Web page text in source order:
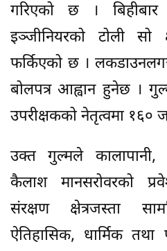
गरिएको छ । बिहीबार
इञ्जीनियरको टोली सो
फर्किएको छ ।
बोलपत्र आह्वान हुनेछ ।
उपरीक्षकको नेतृत्वमा १६०
उक्त गुल्मले
कैलाश मानसरोवरको
संरक्षण क्षेत्रजस्ता
ऐतिहासिक, धार्मिक तथा